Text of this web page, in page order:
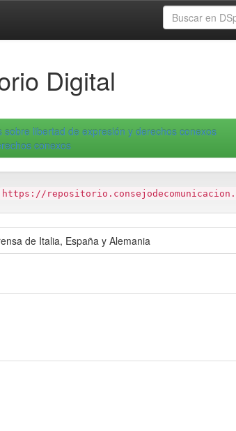
Digital
sobre libertad de expresión y derechos conexos
conexos
https://
de Italia, España y Alemania